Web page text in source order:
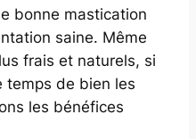
bonne mastication
saine. Même
frais et naturels, si
temps de bien les
les bénéfices